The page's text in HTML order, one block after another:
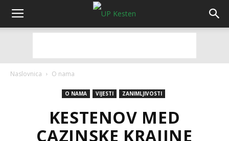
Naslovnica O nama
O NAMA VIJESTI ZANIMLJIVOSTI
KESTENOV MED
CAZINSKE KRAJINE